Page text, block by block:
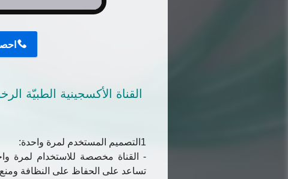
القناة الأكسجينية الطبيّة
1التصميم المستخدم لمرة واحدة:
- القناة مخصصة للاستخدام لمرة
تساعد على الحفاظ على النظافة ومنع